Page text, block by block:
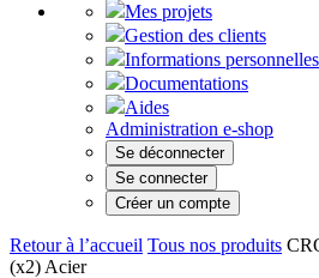
Mes projets
Gestion des clients
Informations personnelles
Documentations
Aides
Administration e-shop
Se déconnecter
Se connecter
Créer un compte
Retour à l’accueil Tous nos produits
(x2) Acier